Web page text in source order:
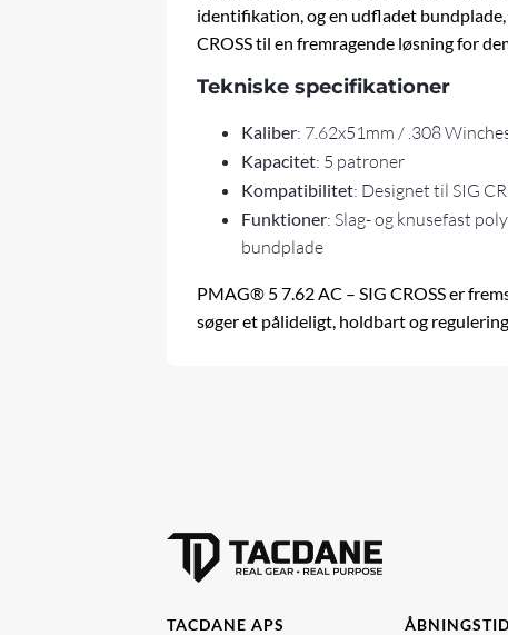
identifikation, og en udfladet
CROSS til en fremragende løsning for
Tekniske specifikationer
Kaliber: 7.62x51mm / .308
Kapacitet: 5 patroner
Kompatibilitet: Designet til SIG
Funktioner: Slag- og knusefast
bundplade
PMAG® 5 7.62 AC – SIG CROSS er
søger et pålideligt, holdbart og
TACDANE APS